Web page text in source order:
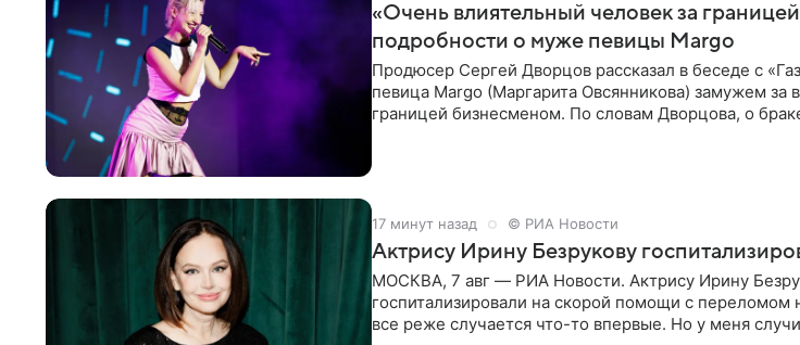
«Очень влиятельный человек за
подробности о муже певицы Margo
Продюсер Сергей Дворцов рассказал в беседе с
певица Margo (Маргарита Овсянникова) замужем за
границей бизнесменом. По словам Дворцова, о
17 минут назад © РИА Новости
Актрису Ирину Безрукову
МОСКВА, 7 авг — РИА Новости. Актрису Ирину
госпитализировали на скорой помощи с переломом
все реже случается что-то впервые. Но у меня